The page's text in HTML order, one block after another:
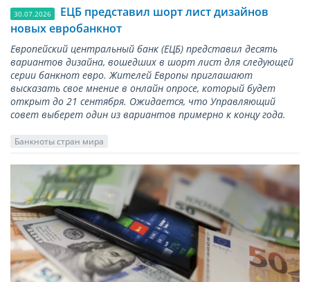
30.07.2026
ЕЦБ представил шорт лист дизайнов
новых евробанкнот
Европейский центральный банк (ЕЦБ) представил десять
вариантов дизайна, вошедших в шорт лист для следующей
серии банкнот евро. Жителей Европы приглашают
высказать свое мнение в онлайн опросе, который будет
открыт до 21 сентября. Ожидается, что Управляющий
совет выберет один из вариантов примерно к концу года.
Банкноты стран мира